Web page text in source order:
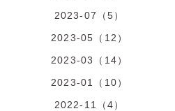
2023-07（5）
2023-05（12）
2023-03（14）
2023-01（10）
2022-11（4）